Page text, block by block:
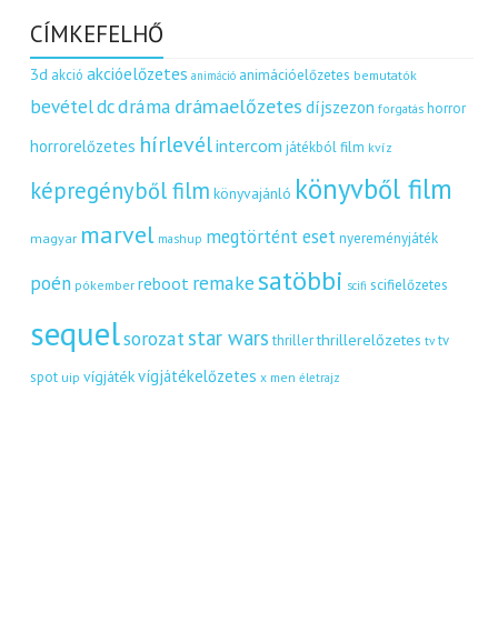
CÍMKEFELHŐ
3d akció akcióelőzetes animáció animációelőzetes bemutatók
bevételdcdráma drámaelőzetes díjszezon forgatás horror
horrorelőzetes hírlevélintercom játékból film kvíz
képregényből film könyvajánló könyvből film
magyar marvel mashup megtörtént eset nyereményjáték
poén pókember reboot remakesatöbbi scifi scifielőzetes
sequelsorozatstar wars thriller thrillerelőzetes tv tv
spot uip vígjátékvígjátékelőzetes x men életrajz